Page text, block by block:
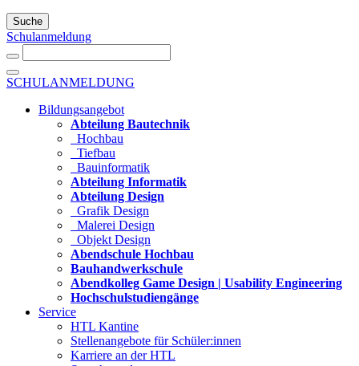
Suche
Schulanmeldung
SCHULANMELDUNG
Bildungsangebot
Abteilung Bautechnik
Hochbau
Tiefbau
Bauinformatik
Abteilung Informatik
Abteilung Design
Grafik Design
Malerei Design
Objekt Design
Abendschule Hochbau
Bauhandwerkschule
Abendkolleg Game Design | Usability Engineering
Hochschulstudiengänge
Service
HTL Kantine
Stellenangebote für Schüler:innen
Karriere an der HTL